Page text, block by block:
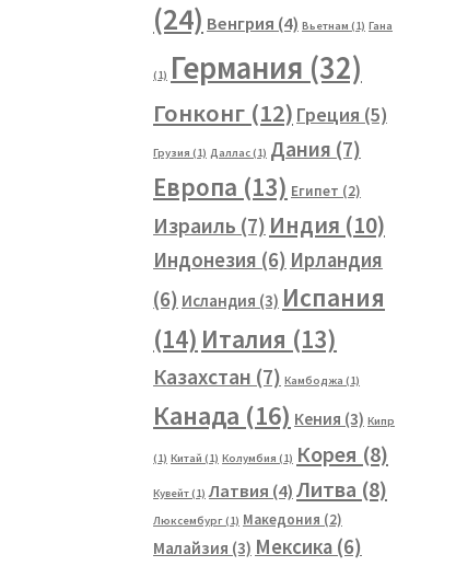
(24) Венгрия (4) Вьетнам (1) Гана
(1) Германия (32)
Гонконг (12) Греция (5)
Грузия (1) Даллас(1) Дания (7)
Европа (13) Египет (2)
Израиль (7) Индия (10)
Индонезия (6) Ирландия
(6) Исландия (3) Испания
(14) Италия (13)
Казахстан (7) Камбоджа (1)
Канада (16) Кения (3) Кипр
(1) Китай (1) Колумбия (1) Корея (8)
Кувейт(1) Латвия (4)Литва (8)
Люксембург(1) Македония (2)
Малайзия (3) Мексика (6)